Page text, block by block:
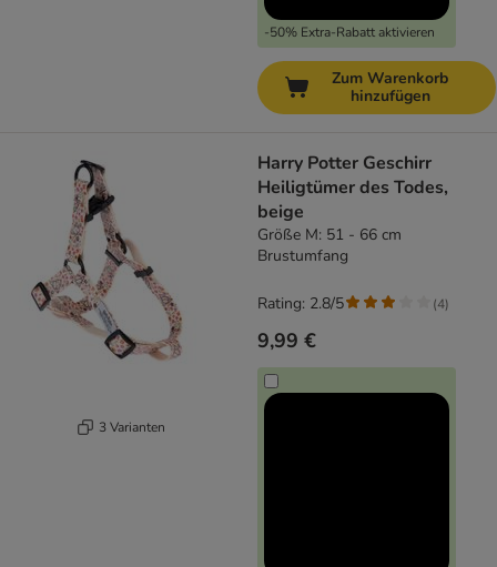
-50% Extra-Rabatt aktivieren
Zum Warenkorb
hinzufügen
3 Varianten
Harry Potter Geschirr
Heiligtümer des Todes,
beige
Größe M: 51 - 66 cm
Brustumfang
9,99 €
Rating: 2.8/5 (4)